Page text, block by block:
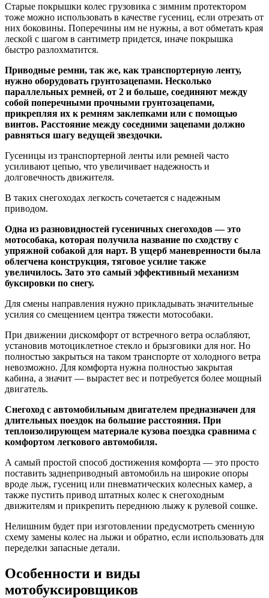
Старые покрышки колес грузовика с зимним протектором
тоже можно использовать в качестве гусениц, если отрезать от
них боковины. Поперечины им не нужны, а вот обметать края
леской с шагом в сантиметр придется, иначе покрышка
быстро разлохматится.
Приводные ремни, так же, как транспортерную ленту,
нужно оборудовать грунтозацепами. Несколько
параллельных ремней, от 2 и больше, соединяют между
собой поперечными прочными грунтозацепами,
прикрепляя их к ремням заклепками или с помощью
винтов. Расстояние между соседними зацепами должно
равняться шагу ведущей звездочки.
Гусеницы из транспортерной ленты или ремней часто
усиливают цепью, что увеличивает надежность и
долговечность движителя.
В таких снегоходах легкость сочетается с надежным
приводом.
Одна из разновидностей гусеничных снегоходов — это
мотособака, которая получила название по сходству с
упряжной собакой для нарт. В ущерб маневренности была
облегчена конструкция, тяговое усилие также
увеличилось. Зато это самый эффективный механизм
буксировки по снегу.
Для смены направления нужно прикладывать значительные
усилия со смещением центра тяжести мотособаки.
При движении дискомфорт от встречного ветра ослабляют,
установив мотоциклетное стекло и брызговики для ног. Но
полностью закрыться на таком транспорте от холодного ветра
невозможно. Для комфорта нужна полностью закрытая
кабина, а значит — вырастет вес и потребуется более мощный
двигатель.
Снегоход с автомобильным двигателем предназначен для
длительных поездок на большие расстояния. При
теплоизолирующем материале кузова поездка сравнима с
комфортом легкового автомобиля.
А самый простой способ достижения комфорта — это просто
поставить заднеприводный автомобиль на широкие опоры
вроде лыж, гусениц или пневматических колесных камер, а
также пустить привод штатных колес к снегоходным
движителям и прикрепить переднюю лыжу к рулевой сошке.
Нелишним будет при изготовлении предусмотреть сменную
схему замены колес на лыжи и обратно, если использовать для
переделки запасные детали.
Особенности и виды
мотобуксировщиков